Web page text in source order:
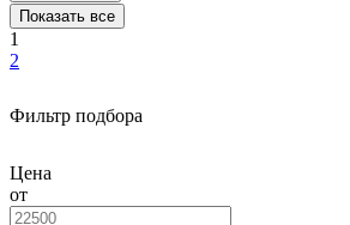
Показать все
1
2
Фильтр подбора
Цена
от